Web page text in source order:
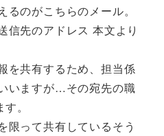
のがこちらのメール。
信先のアドレス 本文より
を共有するため、担当係
いますが…その宛先の職
。
限って共有しているそう